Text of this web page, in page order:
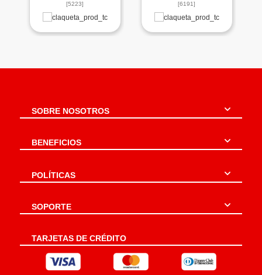
[5223] [6191]
SOBRE NOSOTROS
BENEFICIOS
POLÍTICAS
SOPORTE
TARJETAS DE CRÉDITO